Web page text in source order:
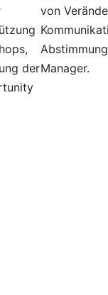
der
von
Manager.